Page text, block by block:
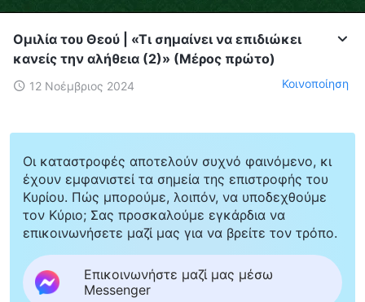
Ομιλία του Θεού | «Τι σημαίνει να επιδιώκει
κανείς την αλήθεια (2)» (Μέρος πρώτο)
12 Νοέμβριος 2024 Κοινοποίηση
Οι καταστροφές αποτελούν συχνό φαινόμενο, κι
έχουν εμφανιστεί τα σημεία της επιστροφής του
Κυρίου. Πώς μπορούμε, λοιπόν, να υποδεχθούμε
τον Κύριο; Σας προσκαλούμε εγκάρδια να
επικοινωνήσετε μαζί μας για να βρείτε τον τρόπο.
Επικοινωνήστε μαζί μας μέσω
Messenger